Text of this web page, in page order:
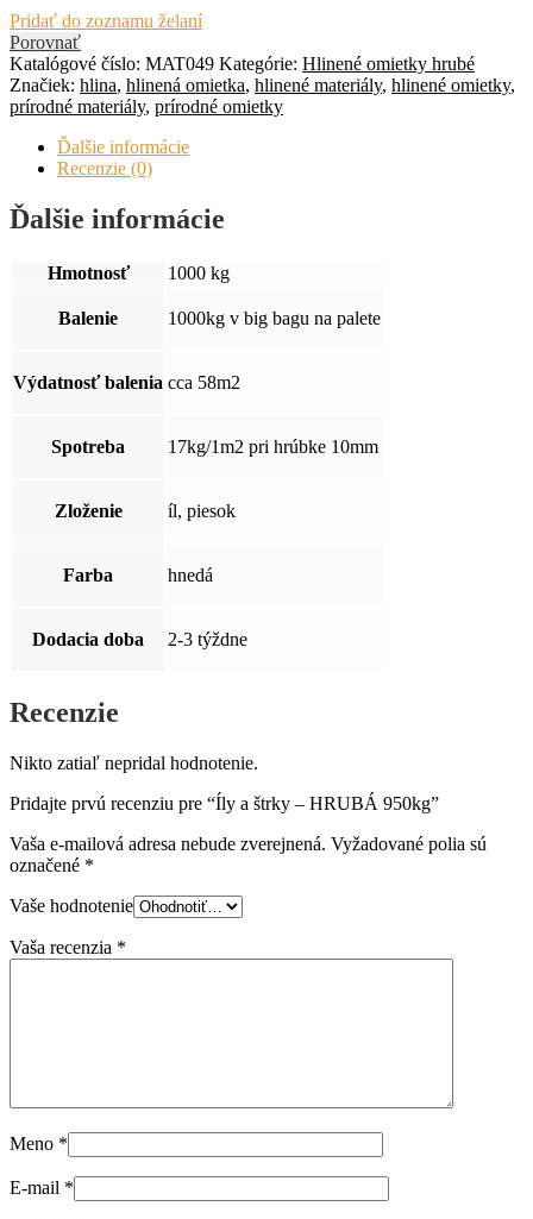
Pridať do zoznamu želaní
Porovnať
Katalógové číslo: MAT049 Kategórie: Hlinené omietky hrubé
Značiek: hlina, hlinená omietka, hlinené materiály, hlinené omietky,
prírodné materiály, prírodné omietky
Ďalšie informácie
Recenzie (0)
Ďalšie informácie
Hmotnosť 1000 kg
Balenie 1000kg v big bagu na palete
Výdatnosť balenia cca 58m2
Spotreba 17kg/1m2 pri hrúbke 10mm
Zloženie íl, piesok
Farba hnedá
Dodacia doba 2-3 týždne
Recenzie
Nikto zatiaľ nepridal hodnotenie.
Pridajte prvú recenziu pre “Íly a štrky – HRUBÁ 950kg”
Vaša e-mailová adresa nebude zverejnená. Vyžadované polia sú
označené *
Vaše hodnotenie
Vaša recenzia *
Meno *
E-mail *